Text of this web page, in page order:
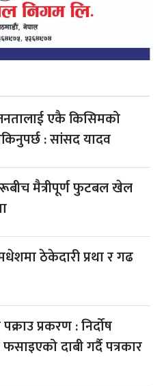
एकै किसिमको
: सांसद यादव
मैत्रीपूर्ण फुटबल खेल
ठेकेदारी प्रथा र गढ
प्रकरण : निर्दोष
दाबी गर्दै पत्रकार